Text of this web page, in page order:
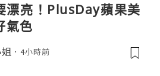
漂亮！PlusDay蘋果美
氣色
4小時前